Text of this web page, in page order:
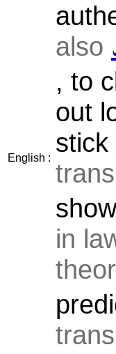
English :
also
, to
out
stick
in